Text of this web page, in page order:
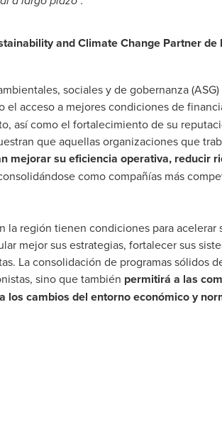
and Climate Change Partner de
sociales y de gobernanza
el acceso a mejores condiciones de
así como el fortalecimiento de su
que aquellas organizaciones que
mejorar su eficiencia operativa, reducir
como compañías más
la región tienen condiciones para acelerar
mejor sus estrategias, fortalecer sus
La consolidación de programas sólidos
sino que también permitirá a las
los cambios del entorno económico y